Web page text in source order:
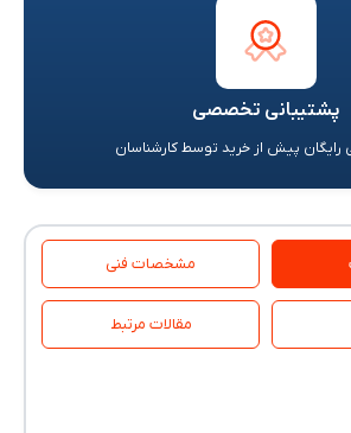
پشتیبانی تخصصی
رایگان پیش از خرید توسط کارشناسان
مشخصات فنی
مقالات مرتبط